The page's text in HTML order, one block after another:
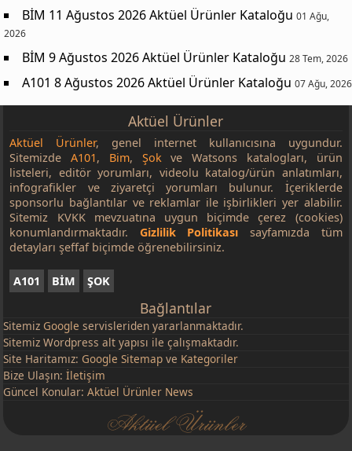
BİM 11 Ağustos 2026 Aktüel Ürünler Kataloğu 01 Ağu,
2026
BİM 9 Ağustos 2026 Aktüel Ürünler Kataloğu 28 Tem, 2026
A101 8 Ağustos 2026 Aktüel Ürünler Kataloğu 07 Ağu, 2026
Aktüel Ürünler
Aktüel Ürünler, genel internet kullanıcısına uygundur.
SitemizdeA101, Bim, Şokve Watsons katalogları, ürün
listeleri, editör yorumları, videolu katalog/ürün anlatımları,
infografikler ve ziyaretçi yorumları bulunur. İçeriklerde
sponsorlu bağlantılar ve reklamlar ile işbirlikleri yer alabilir.
Sitemiz KVKK mevzuatına uygun biçimde çerez (cookies)
konumlandırmaktadır. Gizlilik Politikası sayfamızda tüm
detayları şeffaf biçimde öğrenebilirsiniz.
A101 BİM ŞOK
Bağlantılar
Sitemiz Google servisleriden yararlanmaktadır.
Sitemiz Wordpress alt yapısı ile çalışmaktadır.
Site Haritamız: Google Sitemap ve Kategoriler
Bize Ulaşın:İletişim
Güncel Konular:Aktüel Ürünler News